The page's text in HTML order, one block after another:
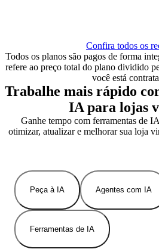
Confira todos os
Todos os planos são pagos de forma
refere ao preço total do plano dividido
você está
Trabalhe mais rápido
IA para lojas
Ganhe tempo com ferramentas de
otimizar, atualizar e melhorar sua loja
Peça à IA Agentes com IA
Ferramentas de IA